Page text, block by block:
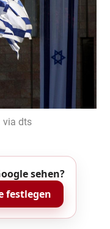
via dts
sehen?
festlegen